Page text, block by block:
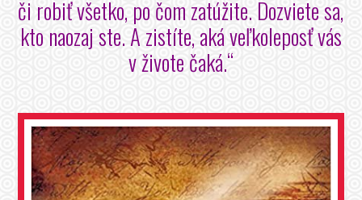
či robiť všetko, po čom zatúžite. Dozviete sa,
kto naozaj ste. A zistíte, aká veľkoleposť vás
v živote čaká.“